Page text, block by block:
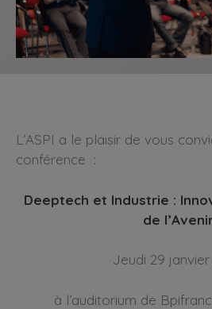
L’ASPI a le plaisir de vous
conférence :
Deeptech et Industrie :
de
Jeudi 29
à l’auditorium de